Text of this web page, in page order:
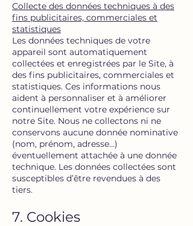
Collecte des données techniques à des
fins publicitaires, commerciales et
statistiques
Les données techniques de votre
appareil sont automatiquement
collectées et enregistrées par le Site, à
des fins publicitaires, commerciales et
statistiques. Ces informations nous
aident à personnaliser et à améliorer
continuellement votre expérience sur
notre Site. Nous ne collectons ni ne
conservons aucune donnée nominative
(nom, prénom, adresse…)
éventuellement attachée à une donnée
technique. Les données collectées sont
susceptibles d’être revendues à des
tiers.
7. Cookies